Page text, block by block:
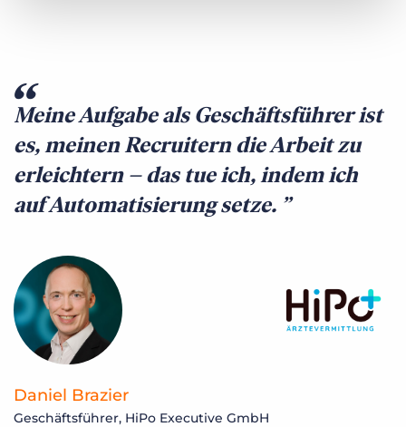
Meine Aufgabe als Geschäftsführer ist
es, meinen Recruitern die Arbeit zu
erleichtern – das tue ich, indem ich
auf Automatisierung setze.
Daniel Brazier
Geschäftsführer, HiPo Executive GmbH